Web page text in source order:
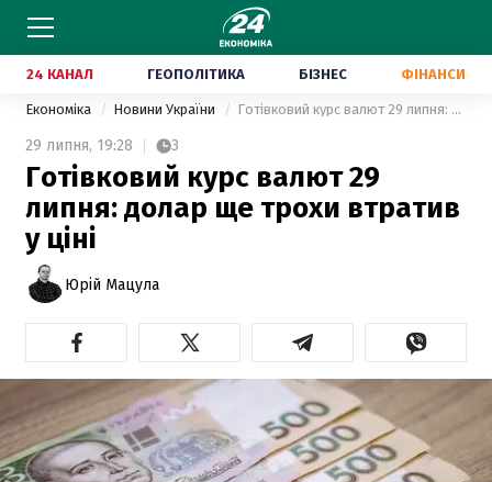
24 КАНАЛ ГЕОПОЛІТИКА БІЗНЕС ФІНАНСИ
Економіка Новини України Готівковий курс валют 29 липня: долар ще трохи втратив у ціні
29 липня, 19:28 3
Готівковий курс валют 29
липня: долар ще трохи втратив
у ціні
Юрій Мацула